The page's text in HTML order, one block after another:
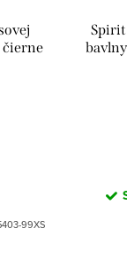
čierne
99XS
Spirit